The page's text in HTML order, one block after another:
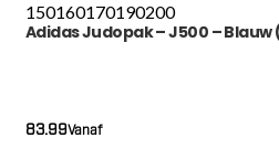
150160170190200
Adidas Judopak – J500 – Blauw
Vanaf
83.99